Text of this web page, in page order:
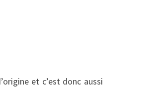
et c’est donc aussi